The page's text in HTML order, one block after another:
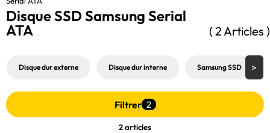
Disque SSD Samsung Serial
ATA
( 2 Articles )
Disque dur externe Disque dur interne Samsung SSD
Filtrer 2
2 articles